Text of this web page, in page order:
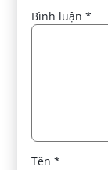
Bình luận*
Tên*